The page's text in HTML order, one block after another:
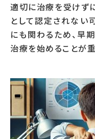
適切に治療を受けず
として認定されない
にも関わるため、早
治療を始めることが重